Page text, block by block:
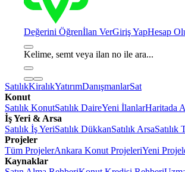
Değerini Öğrenİlan VerGiriş YapHesap
Kelime, semt veya ilan no ile ara...
SatılıkKiralıkYatırımDanışmanlarSat
Konut
Satılık KonutSatılık DaireYeni İlanlarHaritada
İş Yeri & Arsa
Satılık İş YeriSatılık DükkanSatılık ArsaSatılık
Projeler
Tüm ProjelerAnkara Konut ProjeleriYeni
Kaynaklar